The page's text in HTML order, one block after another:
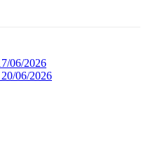
06/2026
06/2026